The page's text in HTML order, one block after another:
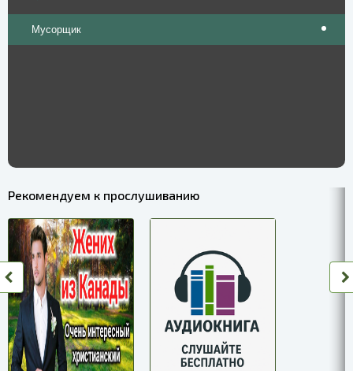
Мусорщик
Рекомендуем к прослушиванию